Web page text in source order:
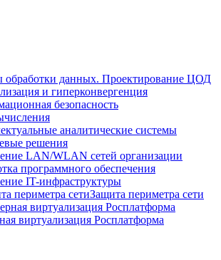
обработки данных. Проектирование ЦОД
и гиперконвергенция
безопасность
аналитические системы
решения
LAN/WLAN сетей организации
программного обеспечения
IT-инфраструктуры
Защита периметра сети
виртуализация Росплатформа